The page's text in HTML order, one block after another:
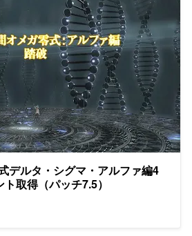
デルタ・シグマ・アルファ編4
取得（パッチ7.5）